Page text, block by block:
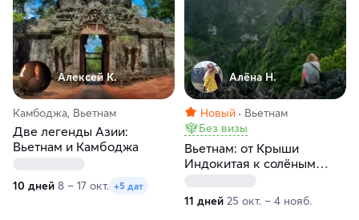
Алексей К.
Камбоджа, Вьетнам
Две легенды Азии:
Вьетнам и Камбоджа
10 дней 8 – 17 окт. +5 дат
Алёна Н.
Новый
Вьетнам
Без визы
Вьетнам: от Крыши
Индокитая к солёным
11 дней 25 окт. – 4 нояб.